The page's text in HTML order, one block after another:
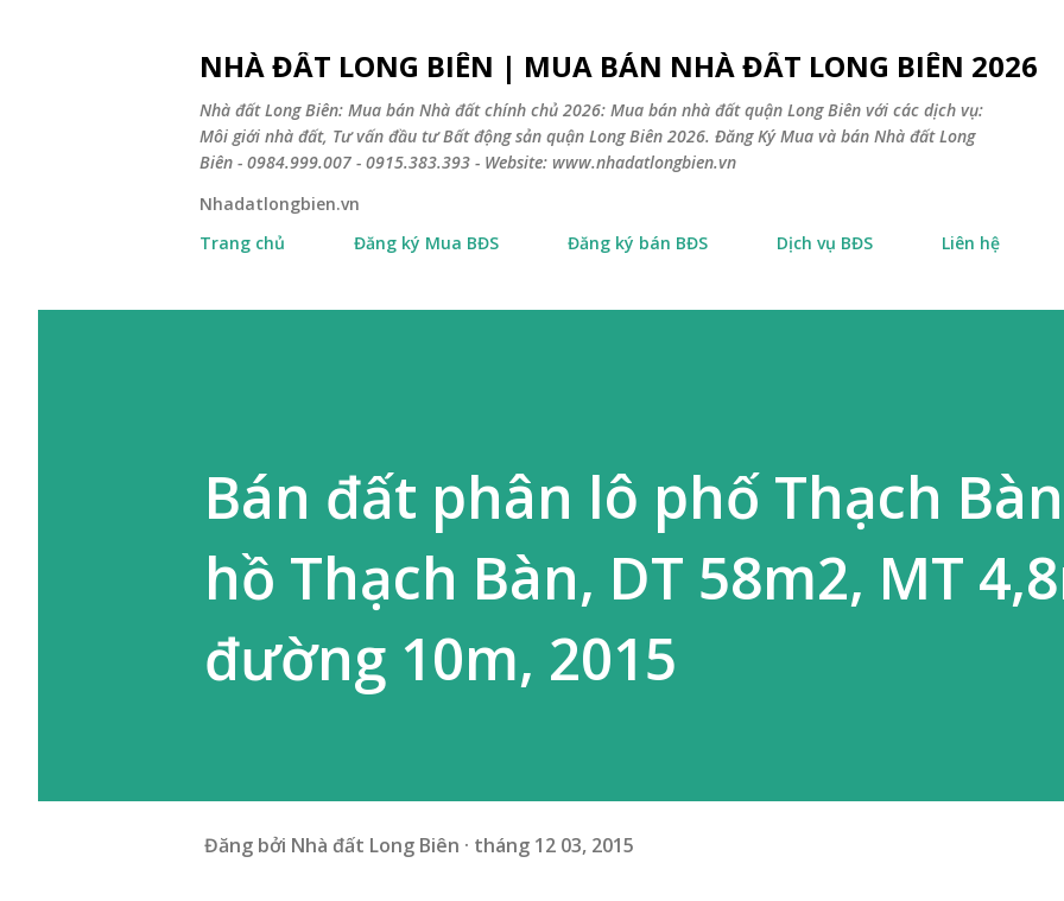
NHÀ ĐẤT LONG BIÊN | MUA BÁN NHÀ ĐẤT LONG BIÊN 2026
Nhà đất Long Biên: Mua bán Nhà đất chính chủ 2026: Mua bán nhà đất quận Long Biên với các dịch vụ:
Môi giới nhà đất, Tư vấn đầu tư Bất động sản quận Long Biên 2026. Đăng Ký Mua và bán Nhà đất Long
Biên - 0984.999.007 - 0915.383.393 - Website: www.nhadatlongbien.vn
Nhadatlongbien.vn
Trang chủ
Đăng ký Mua BĐS Đăng ký bán BĐS Dịch vụ BĐS Liên hệ
Bán đất phân lô phố Thạch
hồ Thạch Bàn, DT 58m2, MT
đường 10m, 2015
Đăng bởi Nhà đất Long Biên tháng 12 03, 2015